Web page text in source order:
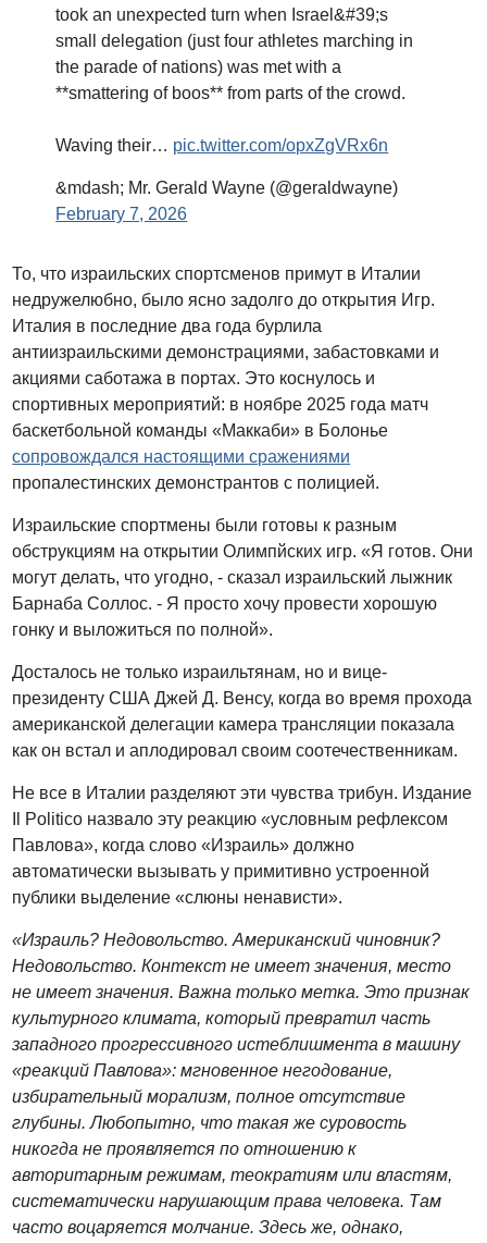
took an unexpected turn when Israel&#39;s
small delegation (just four athletes marching in
the parade of nations) was met with a
**smattering of boos** from parts of the crowd.
Waving their… pic.twitter.com/opxZgVRx6n
&mdash; Mr. Gerald Wayne (@geraldwayne)
February 7, 2026
То, что израильских спортсменов примут в Италии
недружелюбно, было ясно задолго до открытия Игр.
Италия в последние два года бурлила
антиизраильскими демонстрациями, забастовками и
акциями саботажа в портах. Это коснулось и
спортивных мероприятий: в ноябре 2025 года матч
баскетбольной команды «Маккаби» в Болонье
сопровождался настоящими сражениями
пропалестинских демонстрантов с полицией.
Израильские спортмены были готовы к разным
обструкциям на открытии Олимпйских игр. «Я готов. Они
могут делать, что угодно, - сказал израильский лыжник
Барнаба Соллос. - Я просто хочу провести хорошую
гонку и выложиться по полной».
Досталось не только израильтянам, но и вице-
президенту США Джей Д. Венсу, когда во время прохода
американской делегации камера трансляции показала
как он встал и аплодировал своим соотечественникам.
Не все в Италии разделяют эти чувства трибун. Издание
Il Politico назвало эту реакцию «условным рефлексом
Павлова», когда слово «Израиль» должно
автоматически вызывать у примитивно устроенной
публики выделение «слюны ненависти».
«Израиль? Недовольство. Американский чиновник?
Недовольство. Контекст не имеет значения, место
не имеет значения. Важна только метка. Это признак
культурного климата, который превратил часть
западного прогрессивного истеблишмента в машину
«реакций Павлова»: мгновенное негодование,
избирательный морализм, полное отсутствие
глубины. Любопытно, что такая же суровость
никогда не проявляется по отношению к
авторитарным режимам, теократиям или властям,
систематически нарушающим права человека. Там
часто воцаряется молчание. Здесь же, однако,